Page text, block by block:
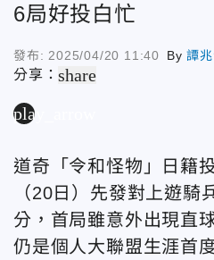
6局好投白忙
發布: 2025/04/20 11:40 By譚
分享：share
play_arrow
道奇「令和怪物」日籍
（20日）先發對上遊騎
分，首局雖意外出現直
仍是個人大聯盟生涯首